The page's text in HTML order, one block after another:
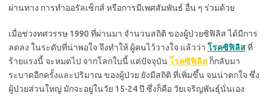
ผ่านทาง การทำออรัลเซ็กส์ หรือการมีเพศสัมพันธ์ อื่น ๆ ร่วมด้วย
เมื่อช่วงทศวรรษ 1990 ที่ผ่านมา จำนวนสถิติ ของผู้ป่วยซิฟิลิส ได้มีการ
ลดลง ในระดับที่น่าพอใจ จึงทำให้ ผู้คนไว้วางใจ แล้วว่า โรคซิฟิลิสที่
ร้ายแรงนี้ จะหมดไป จากโลกใบนี้ แต่ปัจจุบันโรคซิฟิลิส ก็กลับมา
ระบาดอีกครั้งและปริมาณ ของผู้ป่วย ยังมีสถิติ ที่เพิ่มขึ้น จนน่าตกใจ ซึ่ง
ผู้ป่วยส่วนใหญ่ มักจะอยู่ในวัย 15-24 ปี ซึ่งก็คือ วัยเจริญพันธุ์นั่นเอง